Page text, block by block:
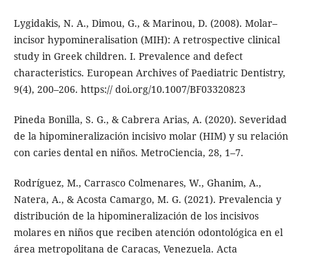
Lygidakis, N. A., Dimou, G., & Marinou, D. (2008). Molar–
incisor hypomineralisation (MIH): A retrospective clinical
study in Greek children. I. Prevalence and defect
characteristics. European Archives of Paediatric Dentistry,
9(4), 200–206. https:// doi.org/10.1007/BF03320823
Pineda Bonilla, S. G., & Cabrera Arias, A. (2020). Severidad
de la hipomineralización incisivo molar (HIM) y su relación
con caries dental en niños. MetroCiencia, 28, 1–7.
Rodríguez, M., Carrasco Colmenares, W., Ghanim, A.,
Natera, A., & Acosta Camargo, M. G. (2021). Prevalencia y
distribución de la hipomineralización de los incisivos
molares en niños que reciben atención odontológica en el
área metropolitana de Caracas, Venezuela. Acta